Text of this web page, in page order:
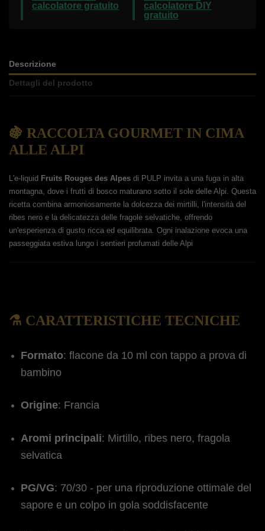
calcolatore gratuito
calcolatore DIY
gratuito
Descrizione
Dettagli del prodotto
🍇 RACCOLTA GOURMET IN CIMA
ALLE ALPI
L'e-liquid Fruits Rouges des Alpes di PULP invita a una fuga in alta
montagna, dove i frutti di bosco maturano sotto il sole delle Alpi. Questa
ricetta combina armoniosamente la dolcezza dei mirtilli, l'intensità del
ribes nero e la delicatezza delle fragole selvatiche, offrendo
un'esperienza di gusto ricca ed equilibrata. Ogni inalazione evoca una
passeggiata estiva lungo i sentieri profumati delle Alpi
⚗️ CARATTERISTICHE TECNICHE
Formato: flacone da 10 ml con tappo a prova di
bambino
Origine: Francia
Aromi principali: Mirtillo, ribes nero, fragola
selvatica
PG/VG: 70/30 - per una riproduzione ottimale del
sapore e un colpo in gola soddisfacente